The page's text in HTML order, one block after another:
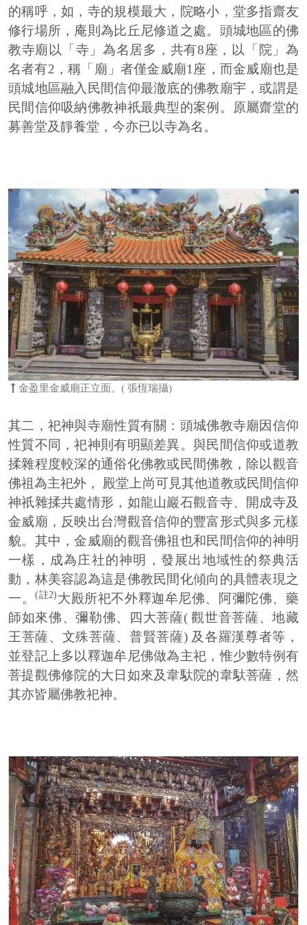
的稱呼，如，寺的規模最大，院略小，堂多指齋友
修行場所，庵則為比丘尼修道之處。頭城地區的佛
教寺廟以「寺」為名居多，共有8座，以「院」為
名者有2，稱「廟」者僅金威廟1座，而金威廟也是
頭城地區融入民間信仰最澈底的佛教廟宇，或謂是
民間信仰吸納佛教神祇最典型的案例。原屬齋堂的
募善堂及靜養堂，今亦已以寺為名。
金盈里金威廟正立面。( 張恆瑞攝)
其二，祀神與寺廟性質有關：頭城佛教寺廟因信仰
性質不同，祀神則有明顯差異。與民間信仰或道教
揉雜程度較深的通俗化佛教或民間佛教，除以觀音
佛祖為主祀外， 殿堂上尚可見其他道教或民間信仰
神祇雜揉共處情形，如龍山巖石觀音寺、開成寺及
金威廟，反映出台灣觀音信仰的豐富形式與多元樣
貌。其中，金威廟的觀音佛祖也和民間信仰的神明
一樣，成為庄社的神明，發展出地域性的祭典活
動，林美容認為這是佛教民間化傾向的具體表現之
一。(註2)大殿所祀不外釋迦牟尼佛、阿彌陀佛、藥
師如來佛、彌勒佛、四大菩薩( 觀世音菩薩、地藏
王菩薩、文殊菩薩、普賢菩薩) 及各羅漢尊者等，
並登記上多以釋迦牟尼佛做為主祀，惟少數特例有
菩提觀佛修院的大日如來及韋馱院的韋馱菩薩，然
其亦皆屬佛教祀神。